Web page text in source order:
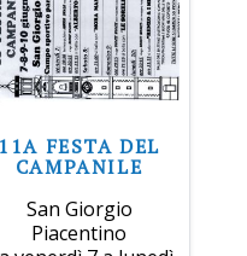
11A FESTA DEL
CAMPANILE
San Giorgio
Piacentino